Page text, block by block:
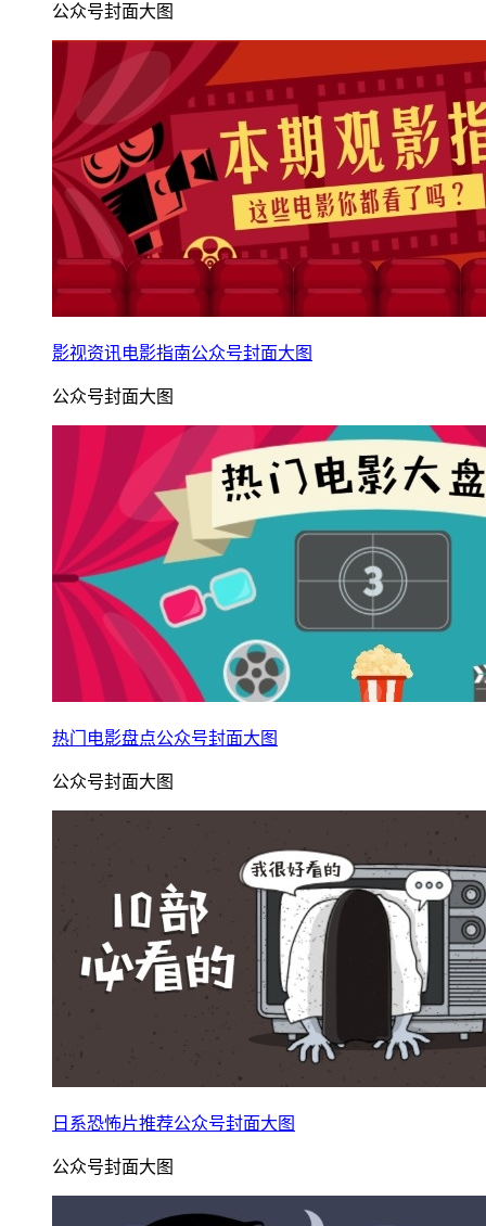
公众号封面大图
影视资讯电影指南公众号封面大图
公众号封面大图
热门电影盘点公众号封面大图
公众号封面大图
日系恐怖片推荐公众号封面大图
公众号封面大图